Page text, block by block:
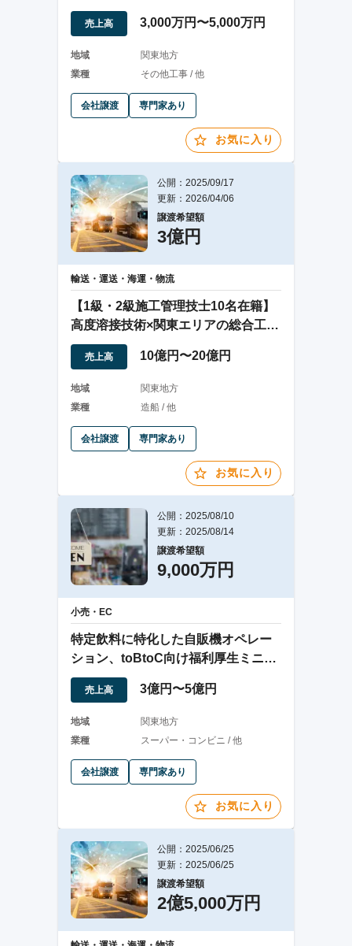
売上高 3,000万円〜5,000万円
地域
関東地方
業種
その他工事 / 他
会社譲渡 専門家あり
お気に入り
公開：2025/09/17
更新：2026/04/06
譲渡希望額
3億円
輸送・運送・海運・物流
【1級・2級施工管理技士10名在籍】
高度溶接技術×関東エリアの総合工事
会社
売上高 10億円〜20億円
地域
関東地方
業種
造船 / 他
会社譲渡 専門家あり
お気に入り
公開：2025/08/10
更新：2025/08/14
譲渡希望額
9,000万円
小売・EC
特定飲料に特化した自販機オペレー
ション、toBtoC向け福利厚生ミニシ
ョップ事業
売上高 3億円〜5億円
地域
関東地方
業種
スーパー・コンビニ / 他
会社譲渡 専門家あり
お気に入り
公開：2025/06/25
更新：2025/06/25
譲渡希望額
2億5,000万円